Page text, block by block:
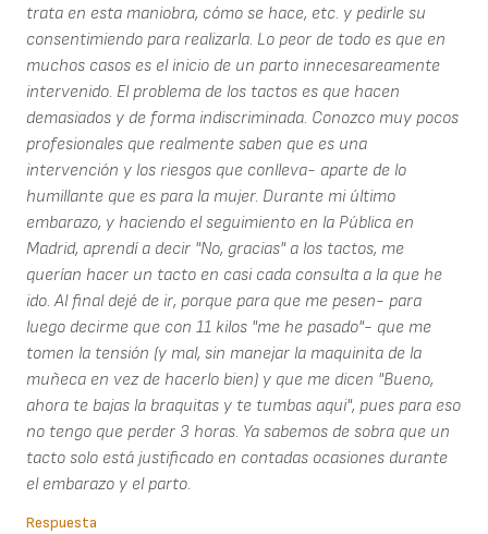
trata en esta maniobra, cómo se hace, etc. y pedirle su
consentimiendo para realizarla. Lo peor de todo es que en
muchos casos es el inicio de un parto innecesareamente
intervenido. El problema de los tactos es que hacen
demasiados y de forma indiscriminada. Conozco muy pocos
profesionales que realmente saben que es una
intervención y los riesgos que conlleva- aparte de lo
humillante que es para la mujer. Durante mi último
embarazo, y haciendo el seguimiento en la Pública en
Madrid, aprendí a decir "No, gracias" a los tactos, me
querían hacer un tacto en casi cada consulta a la que he
ido. Al final dejé de ir, porque para que me pesen- para
luego decirme que con 11 kilos "me he pasado"- que me
tomen la tensión (y mal, sin manejar la maquinita de la
muñeca en vez de hacerlo bien) y que me dicen "Bueno,
ahora te bajas la braquitas y te tumbas aqui", pues para eso
no tengo que perder 3 horas. Ya sabemos de sobra que un
tacto solo está justificado en contadas ocasiones durante
el embarazo y el parto.
Respuesta